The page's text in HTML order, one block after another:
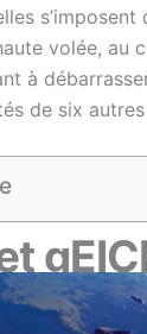
volée, au
à
de six